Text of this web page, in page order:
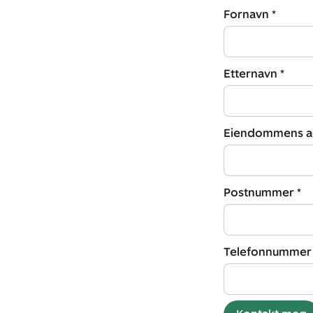
Fornavn *
Etternavn *
Eiendommens
Postnummer *
Telefonnummer